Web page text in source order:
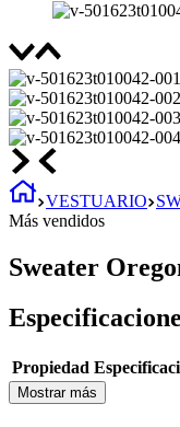
VESTUARIO
Más vendidos
Sweater
Propiedad
Mostrar más